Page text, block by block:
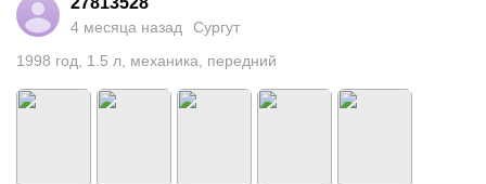
4 месяца назад
Сургут
1998 год 1.5 л механика передний